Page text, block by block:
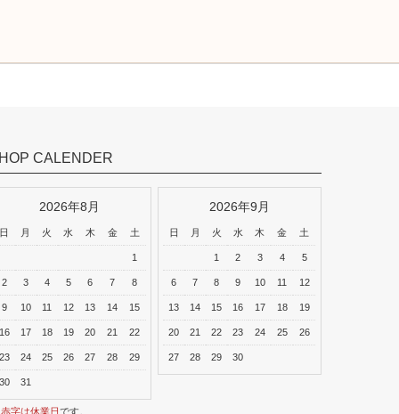
CALENDER
2026年8月
日 月 火 水 木 金 土
1
2 3 4 5 6 7 8
9 10 11 12 13 14 15
17 18 19 20 21 22
24 25 26 27 28 29
31
2026年9月
日 月 火 水 木 金 土
1 2 3 4 5
6 7 8 9 10 11 12
13 14 15 16 17 18 19
20 21 22 23 24 25 26
27 28 29 30
赤字は休業日です。